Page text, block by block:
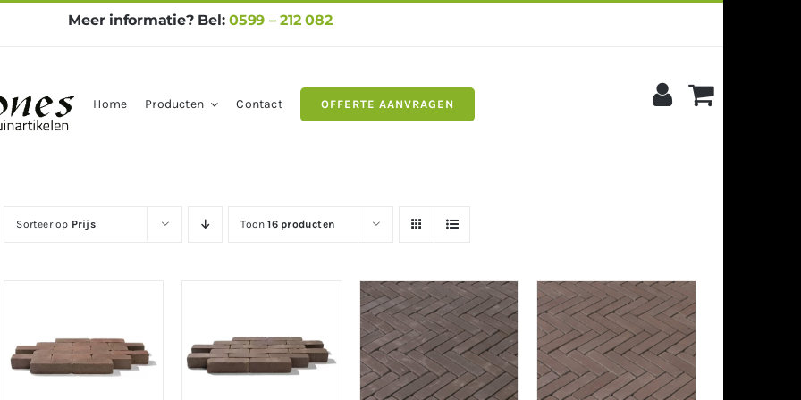
Meer informatie? Bel:0599 – 212 082
Home Producten Contact OFFERTE AANVRAGEN
Sorteer op Prijs Toon16 producten